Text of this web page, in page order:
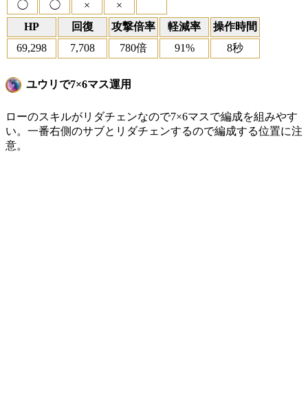
◯ ◯ ×
×
HP
回復 攻撃倍率 軽減率
操作時間
69,298
7,708 780倍 91% 8秒
ユウリで7×6マス運用
ローのスキルがリダチェンなので7×6マスで編成を組みやす
い。一番右側のサブとリダチェンするので編成する位置に注
意。